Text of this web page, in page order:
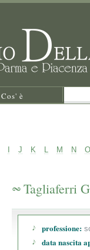
Cos' è
J K L M N O
Tagliaferri
professione:
data nascita